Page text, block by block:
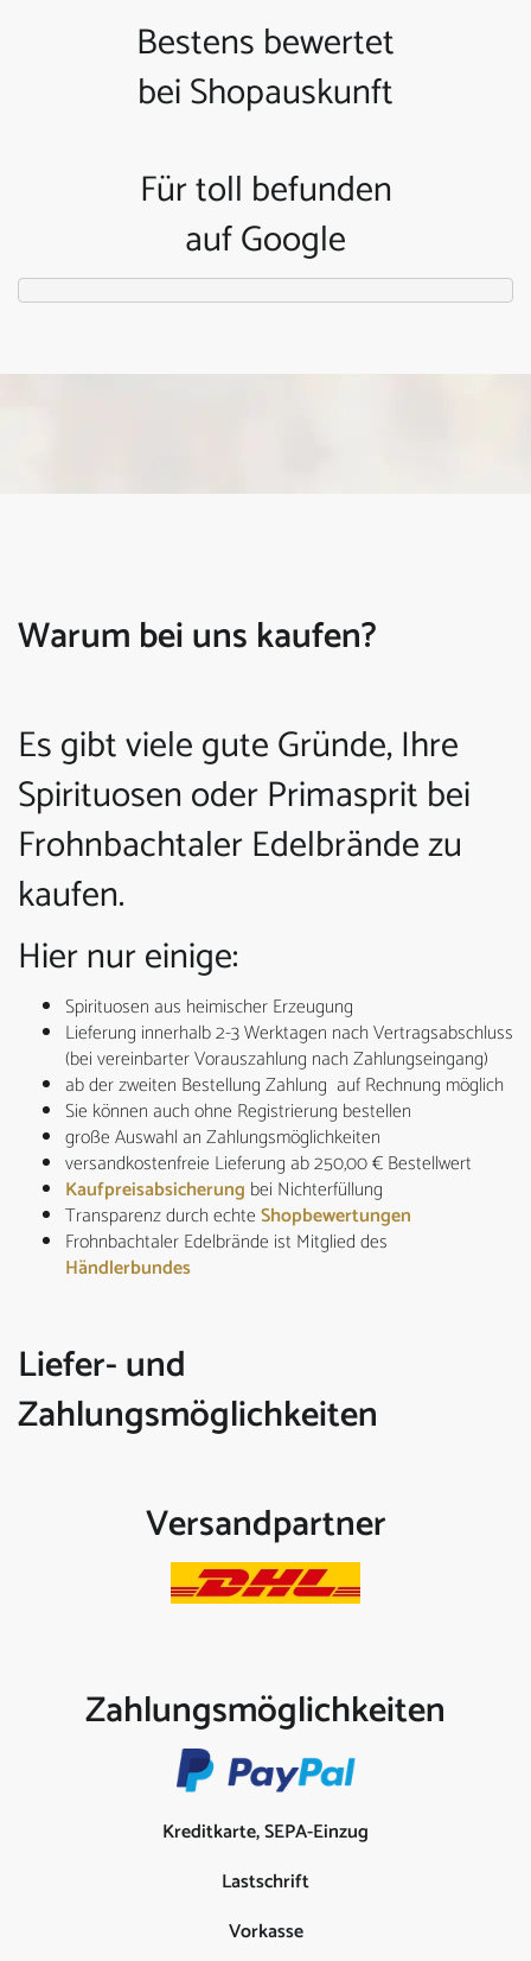
Bestens bewertet
bei Shopauskunft
Für toll befunden
auf Google
Warum bei uns kaufen?
Es gibt viele gute Gründe, Ihre
Spirituosen oder Primasprit bei
Frohnbachtaler Edelbrände zu
kaufen.
Hier nur einige:
Spirituosen aus heimischer Erzeugung
Lieferung innerhalb 2-3 Werktagen nach Vertragsabschluss
(bei vereinbarter Vorauszahlung nach Zahlungseingang)
ab der zweiten Bestellung Zahlung auf Rechnung möglich
Sie können auch ohne Registrierung bestellen
große Auswahl an Zahlungsmöglichkeiten
versandkostenfreie Lieferung ab 250,00 € Bestellwert
Kaufpreisabsicherung bei Nichterfüllung
Transparenz durch echteShopbewertungen
Frohnbachtaler Edelbrände ist Mitglied des
Händlerbundes
Liefer- und
Zahlungsmöglichkeiten
Versandpartner
Zahlungsmöglichkeiten
Kreditkarte, SEPA-Einzug
Lastschrift
Vorkasse